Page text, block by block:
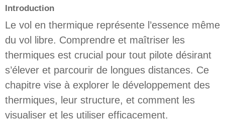
Introduction
Le vol en thermique représente l’essence même
du vol libre. Comprendre et maîtriser les
thermiques est crucial pour tout pilote désirant
s’élever et parcourir de longues distances. Ce
chapitre vise à explorer le développement des
thermiques, leur structure, et comment les
visualiser et les utiliser efficacement.